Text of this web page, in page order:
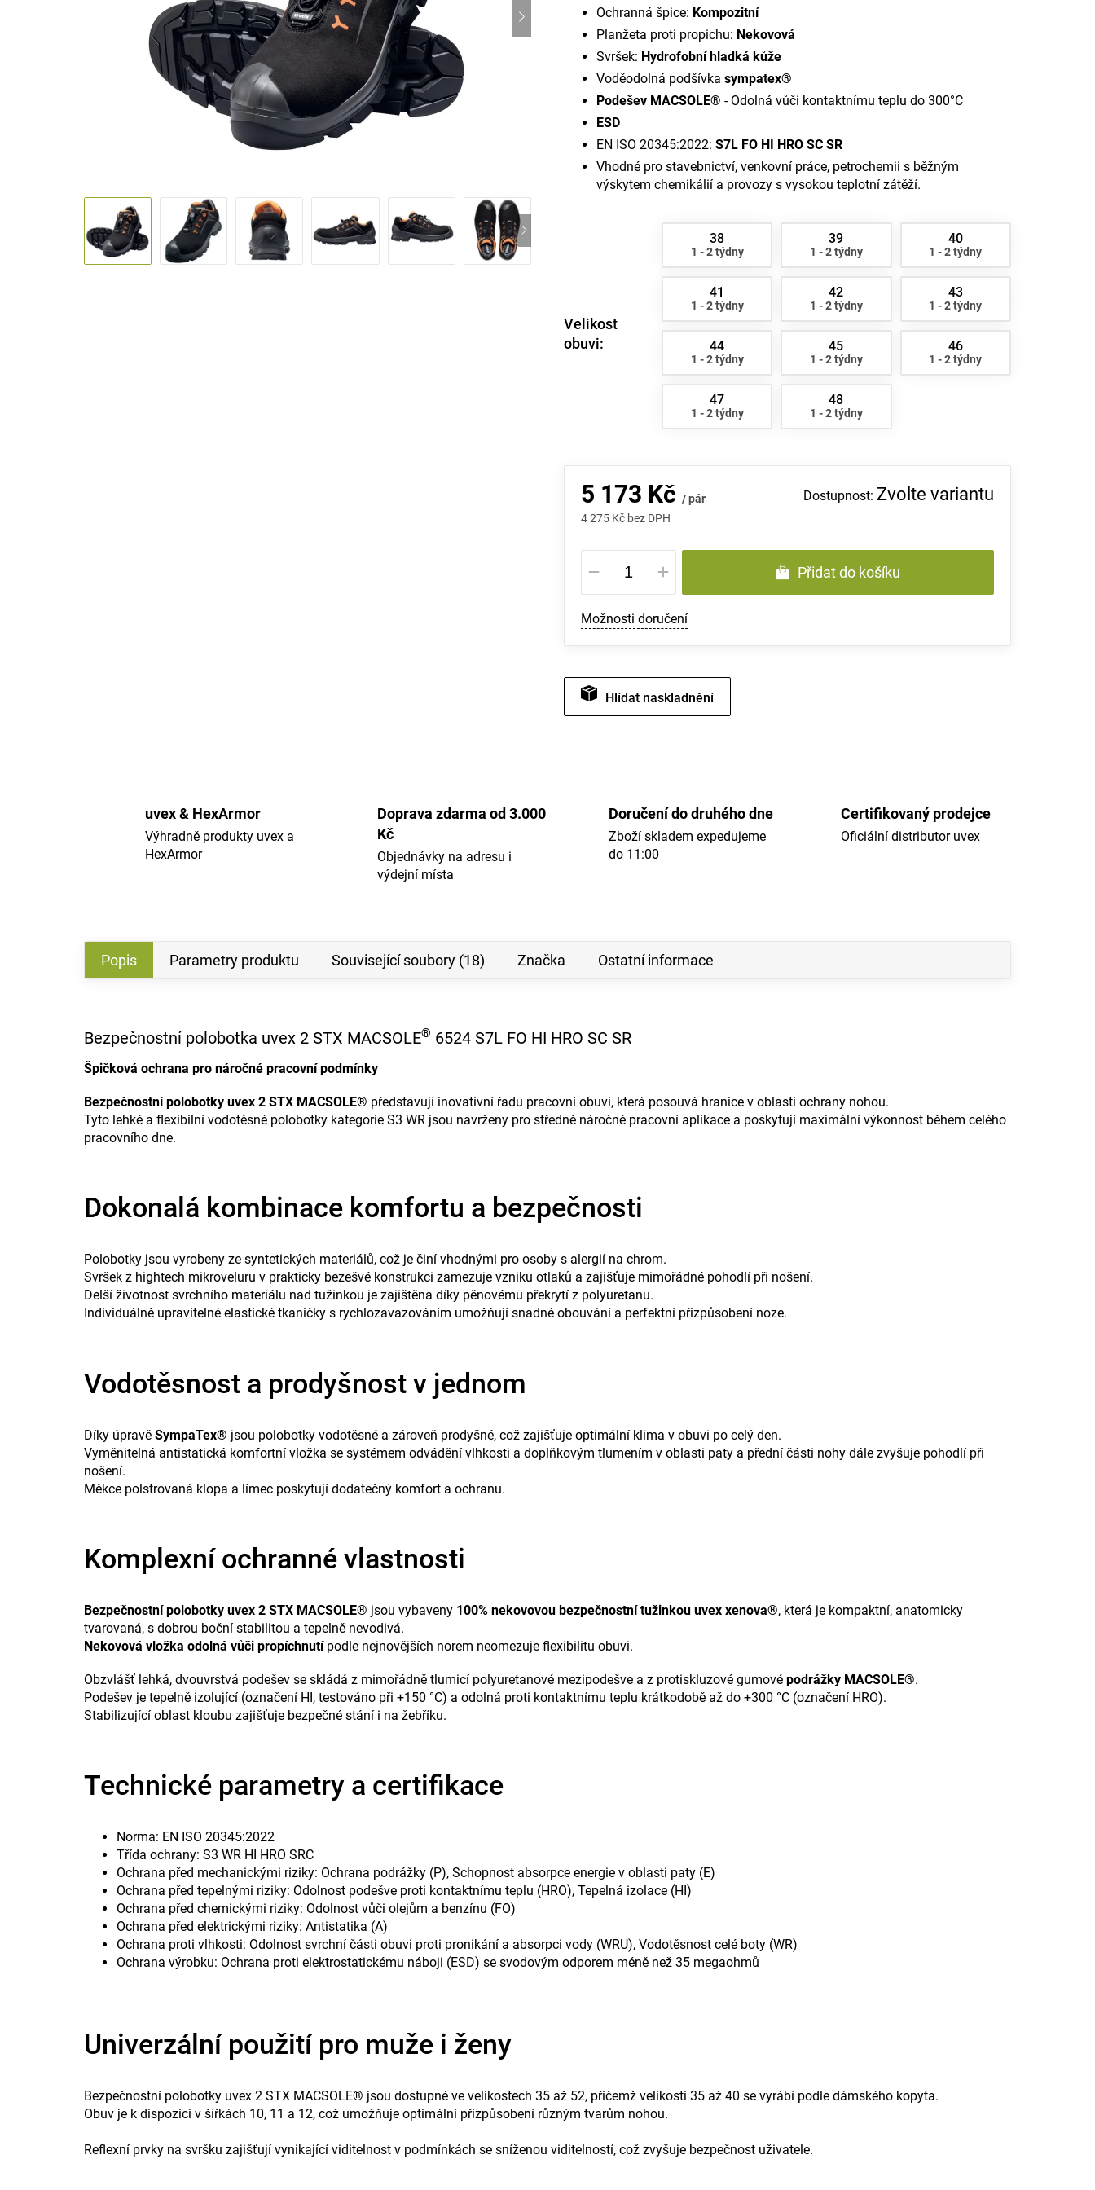
Ochranná špice: Kompozitní
Planžeta proti propichu: Nekovová
Svršek: Hydrofobní hladká kůže
Voděodolná podšívka sympatex®
Podešev MACSOLE® - Odolná vůči kontaktnímu teplu do 300°C
ESD
EN ISO 20345:2022: S7L FO HI HRO SC SR
Vhodné pro stavebnictví, venkovní práce, petrochemii s běžným
výskytem chemikálií a provozy s vysokou teplotní zátěží.
Velikost
obuvi:
38
1 - 2 týdny
39
1 - 2 týdny
40
1 - 2 týdny
41
1 - 2 týdny
42
1 - 2 týdny
43
1 - 2 týdny
44
1 - 2 týdny
45
1 - 2 týdny
46
1 - 2 týdny
47
1 - 2 týdny
48
1 - 2 týdny
5 173 Kč / pár
4 275 Kč bez DPH
Měrná
cena:
Zvolte variantu
Přidat do košíku
Možnosti doručení
Hlídat
uvex & HexArmor
Výhradně produkty uvex a
HexArmor
Doprava zdarma od 3.000
Kč
Objednávky na adresu i
výdejní místa
Doručení do druhého dne
Zboží skladem expedujeme
do 11:00
Certifikovaný prodejce
Oficiální distributor uvex
Popis Parametry produktu Související soubory (18) Značka Ostatní informace
Bezpečnostní polobotka uvex 2 STX MACSOLE® 6524 S7L FO HI HRO SC SR
Špičková ochrana pro náročné pracovní podmínky
Bezpečnostní polobotky uvex 2 STX MACSOLE® představují inovativní řadu pracovní obuvi, která posouvá hranice v oblasti ochrany nohou.
Tyto lehké a flexibilní vodotěsné polobotky kategorie S3 WR jsou navrženy pro středně náročné pracovní aplikace a poskytují maximální výkonnost během celého
pracovního dne.
Dokonalá kombinace komfortu a bezpečnosti
Polobotky jsou vyrobeny ze syntetických materiálů, což je činí vhodnými pro osoby s alergií na chrom.
Svršek z hightech mikroveluru v prakticky bezešvé konstrukci zamezuje vzniku otlaků a zajišťuje mimořádné pohodlí při nošení.
Delší životnost svrchního materiálu nad tužinkou je zajištěna díky pěnovému překrytí z polyuretanu.
Individuálně upravitelné elastické tkaničky s rychlozavazováním umožňují snadné obouvání a perfektní přizpůsobení noze.
Vodotěsnost a prodyšnost v jednom
Díky úpravě SympaTex® jsou polobotky vodotěsné a zároveň prodyšné, což zajišťuje optimální klima v obuvi po celý den.
Vyměnitelná antistatická komfortní vložka se systémem odvádění vlhkosti a doplňkovým tlumením v oblasti paty a přední části nohy dále zvyšuje pohodlí při
nošení.
Měkce polstrovaná klopa a límec poskytují dodatečný komfort a ochranu.
Komplexní ochranné vlastnosti
Bezpečnostní polobotky uvex 2 STX MACSOLE® jsou vybaveny 100% nekovovou bezpečnostní tužinkou uvex xenova®, která je kompaktní, anatomicky
tvarovaná, s dobrou boční stabilitou a tepelně nevodivá.
Nekovová vložka odolná vůči propíchnutípodle nejnovějších norem neomezuje flexibilitu obuvi.
Obzvlášť lehká, dvouvrstvá podešev se skládá z mimořádně tlumicí polyuretanové mezipodešve a z protiskluzové gumové podrážky MACSOLE®.
Podešev je tepelně izolující (označení HI, testováno při +150 °C) a odolná proti kontaktnímu teplu krátkodobě až do +300 °C (označení HRO).
Stabilizující oblast kloubu zajišťuje bezpečné stání i na žebříku.
Technické parametry a certifikace
Norma: EN ISO 20345:2022
Třída ochrany: S3 WR HI HRO SRC
Ochrana před mechanickými riziky: Ochrana podrážky (P), Schopnost absorpce energie v oblasti paty (E)
Ochrana před tepelnými riziky: Odolnost podešve proti kontaktnímu teplu (HRO), Tepelná izolace (HI)
Ochrana před chemickými riziky: Odolnost vůči olejům a benzínu (FO)
Ochrana před elektrickými riziky: Antistatika (A)
Ochrana proti vlhkosti: Odolnost svrchní části obuvi proti pronikání a absorpci vody (WRU), Vodotěsnost celé boty (WR)
Ochrana výrobku: Ochrana proti elektrostatickému náboji (ESD) se svodovým odporem méně než 35 megaohmů
Univerzální použití pro muže i ženy
Bezpečnostní polobotky uvex 2 STX MACSOLE® jsou dostupné ve velikostech 35 až 52, přičemž velikosti 35 až 40 se vyrábí podle dámského kopyta.
Obuv je k dispozici v šířkách 10, 11 a 12, což umožňuje optimální přizpůsobení různým tvarům nohou.
Reflexní prvky na svršku zajišťují vynikající viditelnost v podmínkách se sníženou viditelností, což zvyšuje bezpečnost uživatele.